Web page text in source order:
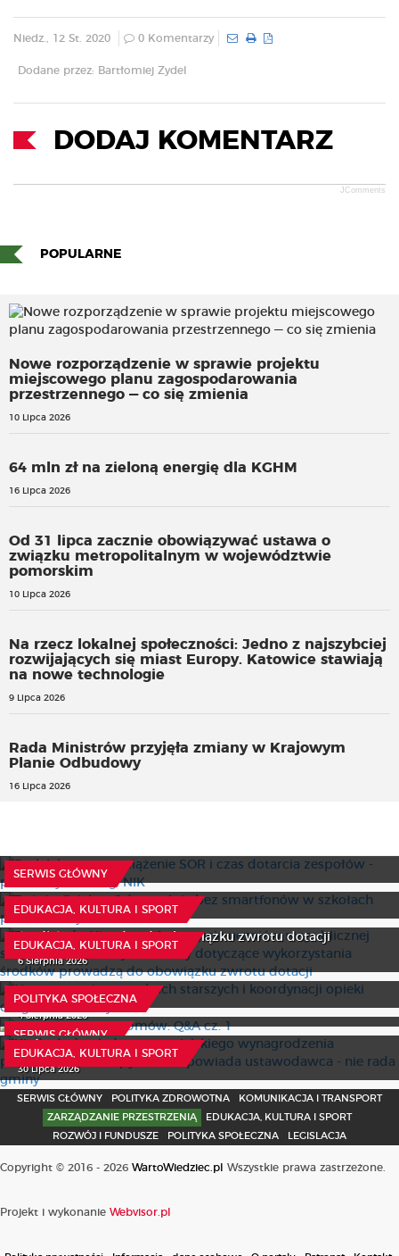
Niedz., 12 St. 2020 0 Komentarzy
Dodane przez: Bartłomiej Zydel
DODAJ KOMENTARZ
JComments
POPULARNE
Nowe rozporządzenie w sprawie projektu
miejscowego planu zagospodarowania
przestrzennego — co się zmienia
10 Lipca 2026
64 mln zł na zieloną energię dla KGHM
16 Lipca 2026
Od 31 lipca zacznie obowiązywać ustawa o
związku metropolitalnym w województwie
pomorskim
10 Lipca 2026
Na rzecz lokalnej społeczności: Jedno z najszybciej
rozwijających się miast Europy. Katowice stawiają
na nowe technologie
9 Lipca 2026
Rada Ministrów przyjęła zmiany w Krajowym
Planie Odbudowy
16 Lipca 2026
SERWIS GŁÓWNY
21 Lipca 2026
EDUKACJA, KULTURA I SPORT
To już oficjalne. Od września bez smartfonów w szkołach
30 Lipca 2026
EDUKACJA, KULTURA I SPORT
Z wokandy: Niepewna frekwencja uczniów niepublicznej
szkoły i niemiarodajne umowy dotyczące wykorzystania
środków prowadzą do obowiązku zwrotu dotacji
6 Sierpnia 2026
POLITYKA SPOŁECZNA
Nowe przepisy o osobach starszych i koordynacji opieki
długoterminowej
24 Lipca 2026
SERWIS GŁÓWNY
Centralny Rejestr Umów: Q&A cz. 1
4 Sierpnia 2026
EDUKACJA, KULTURA I SPORT
Kiedy dodatek do nauczycielskiego wynagrodzenia
przysługuje? Na to pytanie odpowiada ustawodawca - nie
30 Lipca 2026
SERWIS GŁÓWNY POLITYKA ZDROWOTNA
KOMUNIKACJA I TRANSPORT
ZARZĄDZANIE PRZESTRZENIĄ
EDUKACJA, KULTURA I SPORT
ROZWÓJ I FUNDUSZE
POLITYKA SPOŁECZNA LEGISLACJA
Copyright © 2016 - 2026 WartoWiedziec.pl Wszystkie prawa zastrzeżone.
Projekt i wykonanie Webvisor.pl